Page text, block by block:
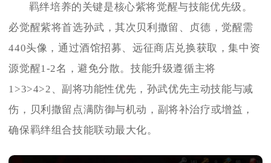
羁绊培养的关键是核心紫将觉醒与技能优先级。
必觉醒紫将首选孙武，其次贝利撒留、贞德，觉醒需
440头像，通过酒馆招募、远征商店兑换获取，集中资
源觉醒1-2名，避免分散。技能升级遵循主将
1>3>4>2、副将功能性优先，孙武优先主动技能与减
伤，贝利撒留点满防御与机动，副将补治疗或增益，
确保羁绊组合技能联动最大化。